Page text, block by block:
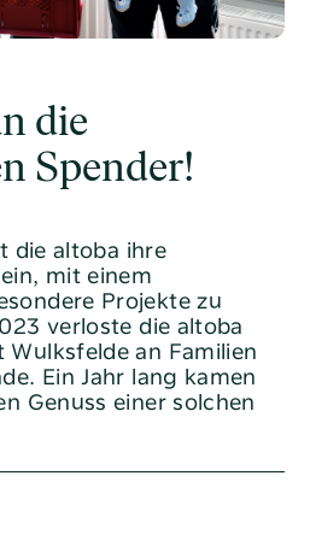
die
Spender!
die altoba ihre
mit einem
Projekte zu
­verloste die altoba
an Familien
Ein Jahr lang kamen
Genuss einer solchen